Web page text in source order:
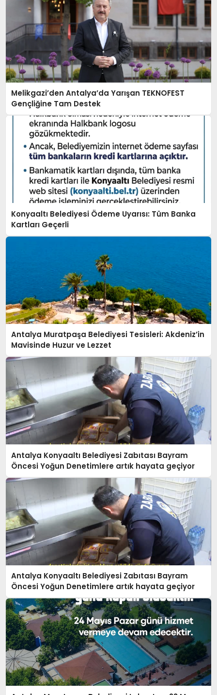
Melikgazi’den Antalya’da Yarışan TEKNOFEST
Gençliğine Tam Destek
Konyaaltı Belediyesi Ödeme Uyarısı: Tüm Banka
Kartları Geçerli
Antalya Muratpaşa Belediyesi Tesisleri: Akdeniz’in
Mavisinde Huzur ve Lezzet
Antalya Konyaaltı Belediyesi Zabıtası Bayram
Öncesi Yoğun Denetimlere artık hayata geçiyor
Antalya Konyaaltı Belediyesi Zabıtası Bayram
Öncesi Yoğun Denetimlere artık hayata geçiyor